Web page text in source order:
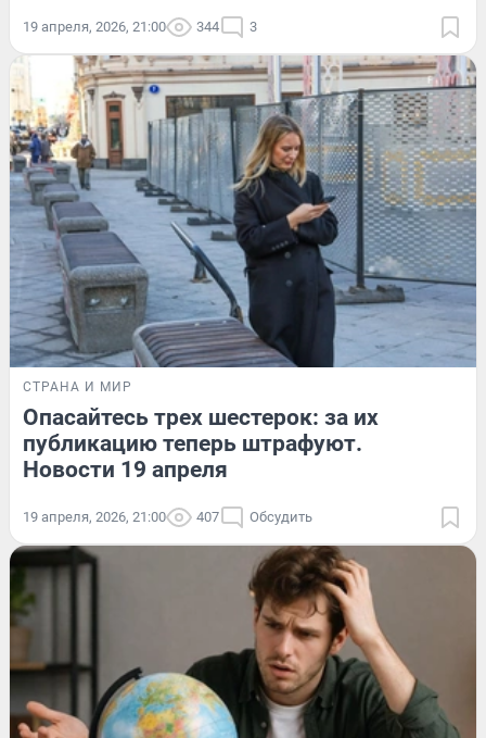
19 апреля, 2026, 21:00 344 3
СТРАНА И МИР
Опасайтесь трех шестерок: за их
публикацию теперь штрафуют.
Новости 19 апреля
19 апреля, 2026, 21:00 407 Обсудить